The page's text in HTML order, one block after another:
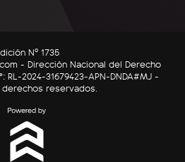
Nº 1735
- Dirección Nacional del Derecho
RL-2024-31679423-APN-DNDA#MJ -
reservados.